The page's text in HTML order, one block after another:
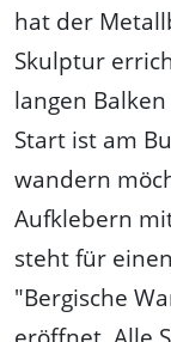
hat der
Skulptur
langen
Start ist am
wandern
Aufklebern
steht für
"Bergische